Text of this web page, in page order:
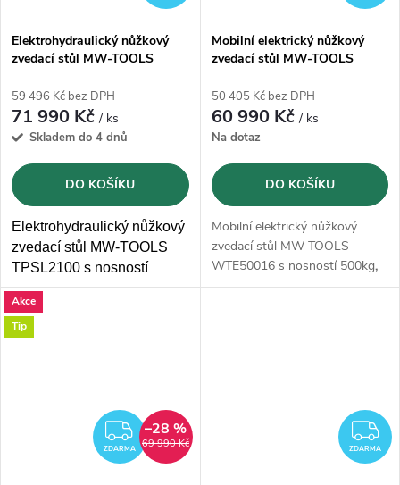
Elektrohydraulický nůžkový
zvedací stůl MW-TOOLS
59 496 Kč bez DPH
71 990 Kč/ ks
Skladem do 4 dnů
DO KOŠÍKU
Elektrohydraulický nůžkový
zvedací stůl MW-TOOLS
TPSL2100 s nosností
2000kg apracovní
plochou 820 x 1300 mm
Mobilní elektrický nůžkový
zvedací stůl MW-TOOLS
50 405 Kč bez DPH
60 990 Kč/ ks
Na dotaz
DO KOŠÍKU
Mobilní elektrický nůžkový
zvedací stůl MW-TOOLS
WTE50016 s nosností 500kg,
výškou zdvihu 1618 mma
Akce
Tip
ZDARMA
ZDARMA 69 990 Kč
–28 %
ZDARMA